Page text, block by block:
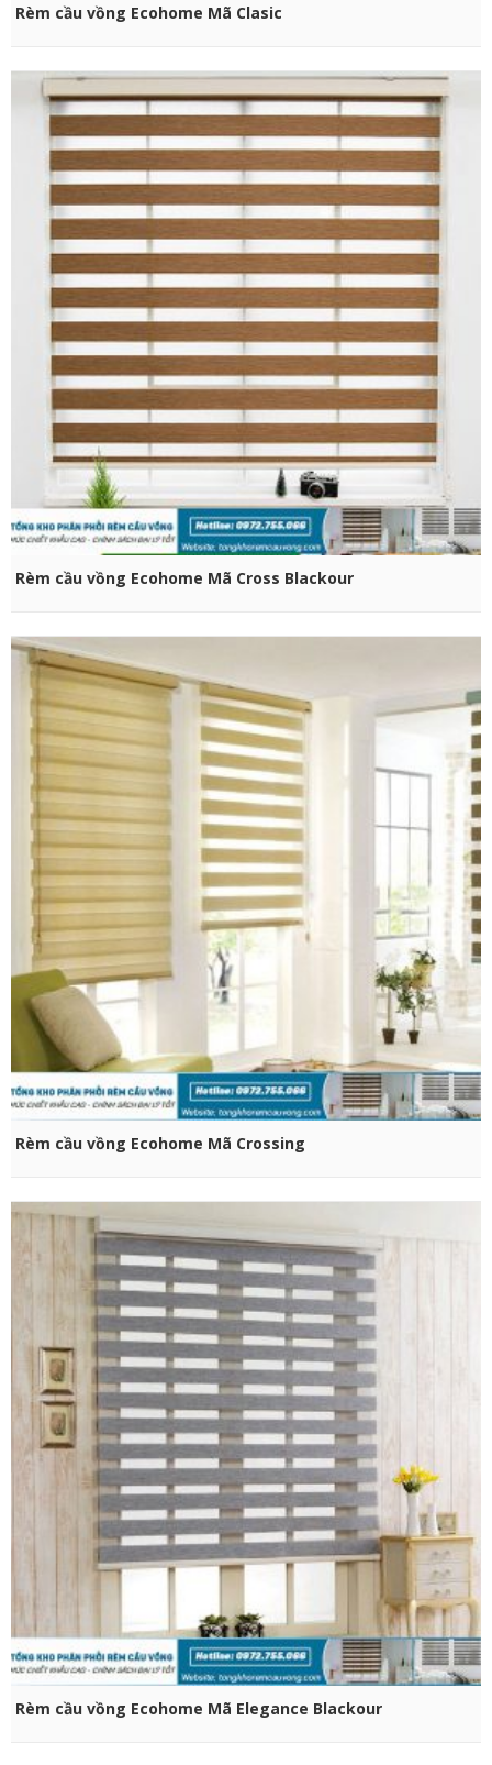
CHỌN SẢN PHẨM
Rèm cầu vồng Ecohome Mã Clasic
CHỌN SẢN PHẨM
Rèm cầu vồng Ecohome Mã Cross Blackour
CHỌN SẢN PHẨM
Rèm cầu vồng Ecohome Mã Crossing
CHỌN SẢN PHẨM
Rèm cầu vồng Ecohome Mã Elegance Blackour